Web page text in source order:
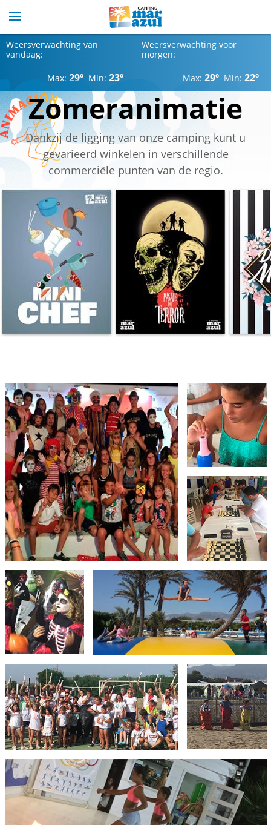
Weersverwachting van
vandaag:
Max: 29º Min: 23º
Weersverwachting voor
morgen:
Max: 29º Min: 22º
Zomeranimatie
Dankzij de ligging van onze camping kunt u
gevarieerd winkelen in verschillende
commerciële punten van de regio.